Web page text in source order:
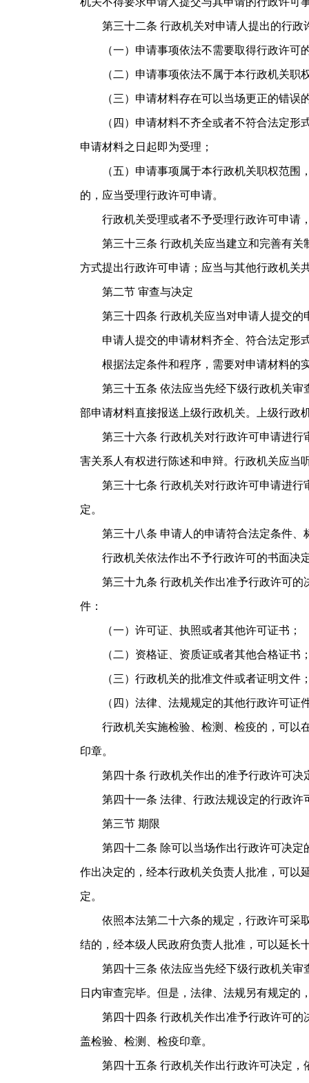
第三十二条 行政机关对申请人提出的行政
（一）申请事项依法不需要取得行政许可
（二）申请事项依法不属于本行政机关职权
（三）申请材料存在可以当场更正的错误
（四）申请材料不齐全或者不符合法定形式
申请材料之日起即为受理；
（五）申请事项属于本行政机关职权范围，
的，应当受理行政许可申请。
行政机关受理或者不予受理行政许可申请
第三十三条 行政机关应当建立和完善有关
方式提出行政许可申请；应当与其他行政机
第二节 审查与决定
第三十四条 行政机关应当对申请人提交的
申请人提交的申请材料齐全、符合法定形式
根据法定条件和程序，需要对申请材料的实
第三十五条 依法应当先经下级行政机关审
部申请材料直接报送上级行政机关。上级行政
第三十六条 行政机关对行政许可申请进行
害关系人有权进行陈述和申辩。行政机关应当
第三十七条 行政机关对行政许可申请进行
定。
第三十八条 申请人的申请符合法定条件、
行政机关依法作出不予行政许可的书面决定
第三十九条 行政机关作出准予行政许可的
件：
（一）许可证、执照或者其他许可证书；
（二）资格证、资质证或者其他合格证书
（三）行政机关的批准文件或者证明文件
（四）法律、法规规定的其他行政许可证
行政机关实施检验、检测、检疫的，可以在
印章。
第四十条 行政机关作出的准予行政许可决
第四十一条 法律、行政法规设定的行政许
第三节 期限
第四十二条 除可以当场作出行政许可决定
作出决定的，经本行政机关负责人批准，可以
定。
依照本法第二十六条的规定，行政许可采取
结的，经本级人民政府负责人批准，可以延长
第四十三条 依法应当先经下级行政机关审
日内审查完毕。但是，法律、法规另有规定的
第四十四条 行政机关作出准予行政许可的
盖检验、检测、检疫印章。
第四十五条 行政机关作出行政许可决定，